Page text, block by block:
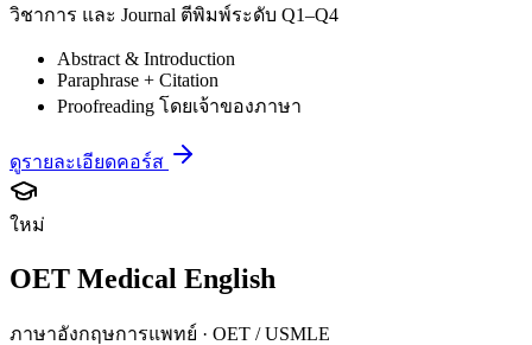
วิชาการ และ Journal ตีพิมพ์ระดับ Q1–Q4
Abstract & Introduction
Paraphrase + Citation
Proofreading โดยเจ้าของภาษา
ดูรายละเอียดคอร์ส
ใหม่
OET Medical English
ภาษาอังกฤษการแพทย์ · OET / USMLE